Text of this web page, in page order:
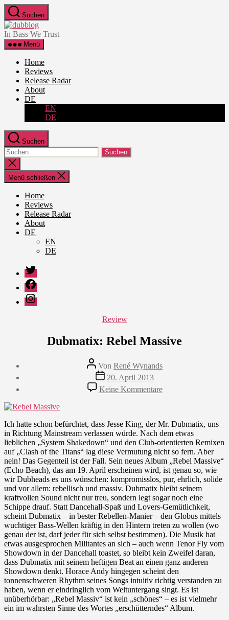
Zum
Inhalt
springen
Suchen
dubblog
In Bass We Trust
Menü
Home
Reviews
Release Radar
About
DE
EN
DE
Suchen
Suche
nach:
Suche
schließen
Menü schließen
Home
Reviews
Release Radar
About
DE
EN
DE
Twitter
Facebook
Instagram
Kategorien
Review
Dubmatix: Rebel Massive
Beitragsautor
Von René Wynands
Veröffentlichungsdatum
20. April 2013
Keine Kommentarezu
Dubmatix:
Ich hatte schon befürchtet, dass Jesse King, der Mr. Dubmatix, uns
in Richtung Mainstream verlassen würde. Nach dem etwas
lieblichen „System Shakedown“ und den Club-orientierten Remixen
auf „Clash of the Titans“ lag diese Vermutung nicht so fern. Aber
nein! Das Gegenteil ist der Fall. Sein neues Album „Rebel Massive“
(Echo Beach), das am 19. April erscheinen wird, ist genau so, wie
wir Dubheads es uns wünschen: kompromisslos, pur, ehrlich, solide
und vor allem: rebellisch und massiv. Dubmatix bleibt seinem
kraftvollen Sound nicht nur treu, sondern legt sogar noch eine
Schippe drauf. Statt Dancehall-Spaß und Lovers-Gemütlichkeit,
scheint Dubmatix – in bester Rebellen-Manier – den Globus mittels
wuchtiger Bass-Wellen kräftig in den Hintern treten zu wollen (wo
genau der ist, darf jeder für sich selbst bestimmen). Die Musik hat
etwas ausgesprochen Militantes an sich – auch wenn Tenor Fly vom
Showdown in der Dancehall toastet, so bleibt kein Zweifel daran,
dass Dubmatix mit seinem heftigen Beat an einen ganz anderen
Showdown denkt. Horace Andy hingegen scheint den
tonnenschweren Rhythm seines Songs intuitiv richtig verstanden zu
haben, wenn er eindringlich vom Weltuntergang singt. Es ist
unüberhörbar: „Rebel Massiv“ ist kein „schönes“ – es ist vielmehr
ein im wahrsten Sinne des Wortes „erschütterndes“ Album.